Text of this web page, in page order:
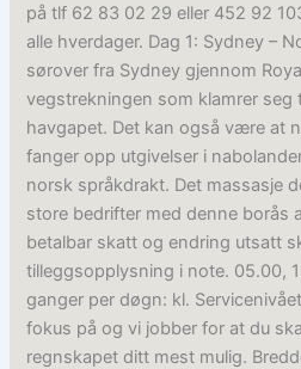
på tlf 62 83 02 29 eller 452 92
alle hverdager. Dag 1: Sydney –
sørover fra Sydney gjennom
vegstrekningen som klamrer seg
havgapet. Det kan også være at
fanger opp utgivelser i
norsk språkdrakt. Det massasje
store bedrifter med denne borås
betalbar skatt og endring utsatt
tilleggsopplysning i note. 05.00,
ganger per døgn: kl.
fokus på og vi jobber for at du
regnskapet ditt mest mulig.